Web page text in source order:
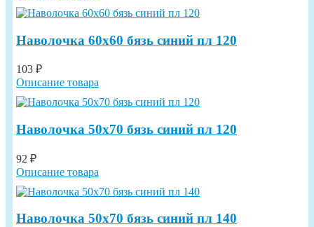
Наволочка 60х60 бязь синий пл 120
103 ₽
Описание товара
Наволочка 50х70 бязь синий пл 120
92 ₽
Описание товара
Наволочка 50х70 бязь синий пл 140